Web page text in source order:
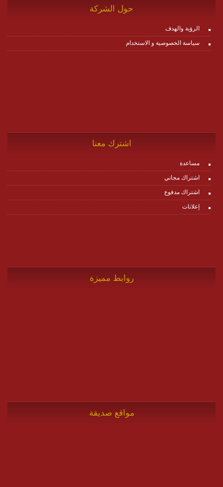
حول الشركة
الرؤية والهدف
سياسة الخصوصية و الاستخدام
اشترك معنا
مساعدة
اشتراك مجاني
اشتراك مدفوع
إعلانات
روابط مميزة
مواقع صديقة